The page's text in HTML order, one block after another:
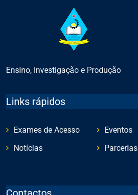
Ensino, Investigação e Produção
Links rápidos
Exames de Acesso
Notícias
Eventos
Parcerias